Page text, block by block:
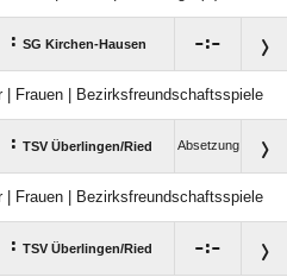
: SG Kirchen-Hausen :
| Frauen | Bezirksfreundschaftsspiele
: TSV Überlingen/​Ried Absetzung
| Frauen | Bezirksfreundschaftsspiele
: TSV Überlingen/​Ried :